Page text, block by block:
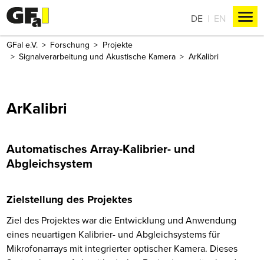
DE EN
GFaI e.V. Forschung
Projekte
Signalverarbeitung und Akustische Kamera
ArKalibri
ArKalibri
Automatisches Array-Kalibrier- und
Abgleichsystem
Zielstellung des Projektes
Ziel des Projektes war die Entwicklung und Anwendung
eines neuartigen Kalibrier- und Abgleichsystems für
Mikrofonarrays mit integrierter optischer Kamera. Dieses